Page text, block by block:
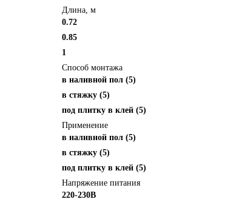
Длина, м
0.72
0.85
1
Способ монтажа
в наливной пол (5)
в стяжку (5)
под плитку в клей (5)
Применение
в наливной пол (5)
в стяжку (5)
под плитку в клей (5)
Напряжение питания
220-230В